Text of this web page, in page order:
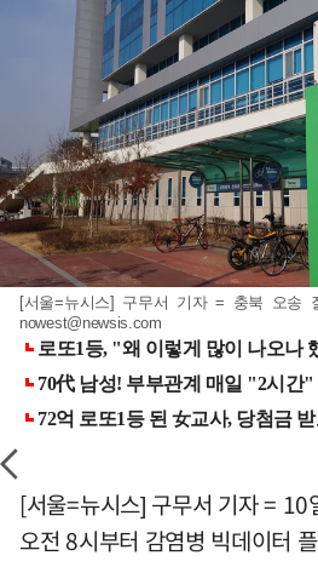
[서울=뉴시스] 구무서 기자 = 충북 오송
nowest@newsis.com
[서울=뉴시스] 구무서 기자 = 10
오전 8시부터 감염병 빅데이터